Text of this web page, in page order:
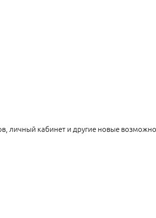
личный кабинет и другие новые